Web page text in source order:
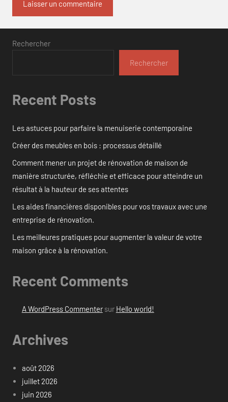
Rechercher
Rechercher
Recent Posts
Les astuces pour parfaire la menuiserie contemporaine
Créer des meubles en bois : processus détaillé
Comment mener un projet de rénovation de maison de
manière structurée, réfléchie et efficace pour atteindre un
résultat à la hauteur de ses attentes
Les aides financières disponibles pour vos travaux avec une
entreprise de rénovation.
Les meilleures pratiques pour augmenter la valeur de votre
maison grâce à la rénovation.
Recent Comments
A WordPress Commentersur Hello world!
Archives
août 2026
juillet 2026
juin 2026